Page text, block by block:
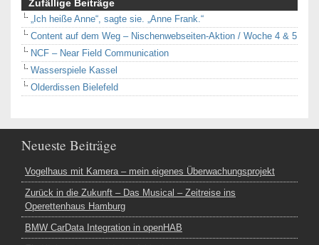
Zufällige Beiträge
„Ich heiße Anne“, sagte sie. „Anne Frank.“
Content auf dem Weg – Nischenwebseiten-Aktion / Woche 4 & 5
NCF – Near Field Communication
Wasserspiele Kassel
Olderdissen Bielefeld
Neueste Beiträge
Vogelhaus mit Kamera – mein eigenes Überwachungsprojekt
Zurück in die Zukunft – Das Musical – Zeitreise ins
Operettenhaus Hamburg
BMW CarData Integration in openHAB